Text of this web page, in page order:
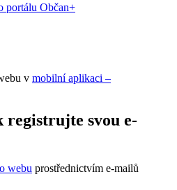
portálu Občan+
v mobilní aplikaci –
registrujte svou e-
webu prostřednictvím e-mailů